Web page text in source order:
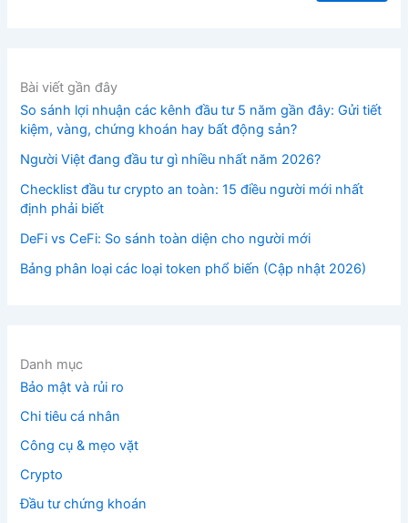
Bài viết gần đây
So sánh lợi nhuận các kênh đầu tư 5 năm gần đây: Gửi tiết
kiệm, vàng, chứng khoán hay bất động sản?
Người Việt đang đầu tư gì nhiều nhất năm 2026?
Checklist đầu tư crypto an toàn: 15 điều người mới nhất
định phải biết
DeFi vs CeFi: So sánh toàn diện cho người mới
Bảng phân loại các loại token phổ biến (Cập nhật 2026)
Danh mục
Bảo mật và rủi ro
Chi tiêu cá nhân
Công cụ & mẹo vặt
Crypto
Đầu tư chứng khoán